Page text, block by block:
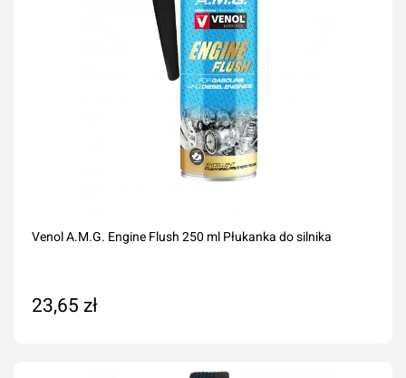
Venol A.M.G. Engine Flush 250 ml Płukanka do silnika
23,65 zł